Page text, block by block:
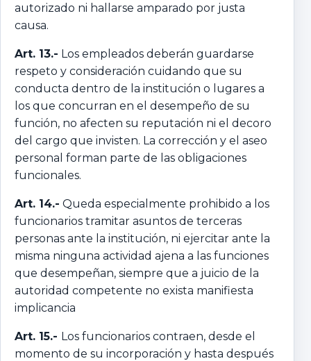
autorizado ni hallarse amparado por justa
causa.
Art. 13.- Los empleados deberán guardarse
respeto y consideración cuidando que su
conducta dentro de la institución o lugares a
los que concurran en el desempeño de su
función, no afecten su reputación ni el decoro
del cargo que invisten. La corrección y el aseo
personal forman parte de las obligaciones
funcionales.
Art. 14.- Queda especialmente prohibido a los
funcionarios tramitar asuntos de terceras
personas ante la institución, ni ejercitar ante la
misma ninguna actividad ajena a las funciones
que desempeñan, siempre que a juicio de la
autoridad competente no exista manifiesta
implicancia
Art. 15.- Los funcionarios contraen, desde el
momento de su incorporación y hasta después